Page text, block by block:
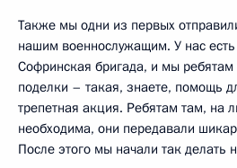
Также мы одни из первых
нашим военнослужащим. У нас есть
Софринская бригада, и мы ребятам
поделки – такая, знаете, помощь
трепетная акция. Ребятам там, на
необходима, они передавали
После этого мы начали так делать